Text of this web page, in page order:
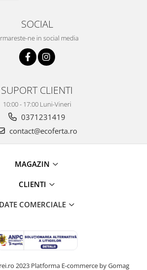
SOCIAL
ne in social media
SUPORT CLIENTI
10:00 - 17:00 Luni-Vineri
0371231419
contact@ecoferta.ro
MAGAZIN
CLIENTI
DATE COMERCIALE
2023 Platforma E-commerce by Gomag